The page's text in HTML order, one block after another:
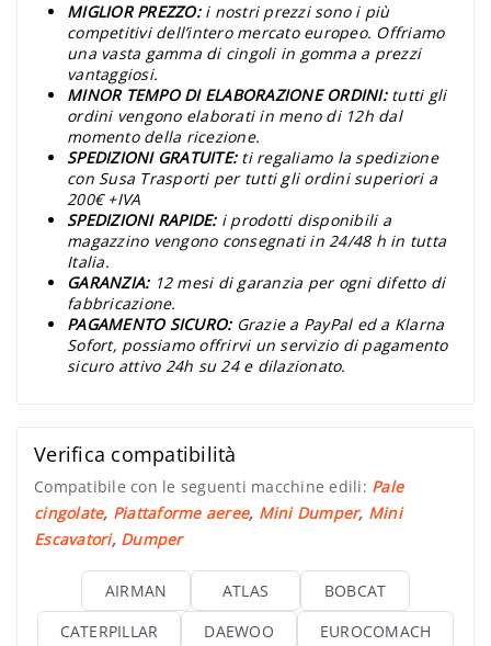
MIGLIOR PREZZO: i nostri prezzi sono i più
competitivi dell’intero mercato europeo. Offriamo
una vasta gamma di cingoli in gomma a prezzi
vantaggiosi.
MINOR TEMPO DI ELABORAZIONE ORDINI: tutti gli
ordini vengono elaborati in meno di 12h dal
momento della ricezione.
SPEDIZIONI GRATUITE: ti regaliamo la spedizione
con Susa Trasporti per tutti gli ordini superiori a
200€ +IVA
SPEDIZIONI RAPIDE: i prodotti disponibili a
magazzino vengono consegnati in 24/48 h in tutta
Italia.
GARANZIA: 12 mesi di garanzia per ogni difetto di
fabbricazione.
PAGAMENTO SICURO: Grazie a PayPal ed a Klarna
Sofort, possiamo offrirvi un servizio di pagamento
sicuro attivo 24h su 24 e dilazionato.
Verifica compatibilità
Compatibile con le seguenti macchine edili: Pale
cingolate, Piattaforme aeree, Mini Dumper, Mini
Escavatori, Dumper
AIRMAN ATLAS
BOBCAT
CATERPILLAR
DAEWOO
EUROCOMACH